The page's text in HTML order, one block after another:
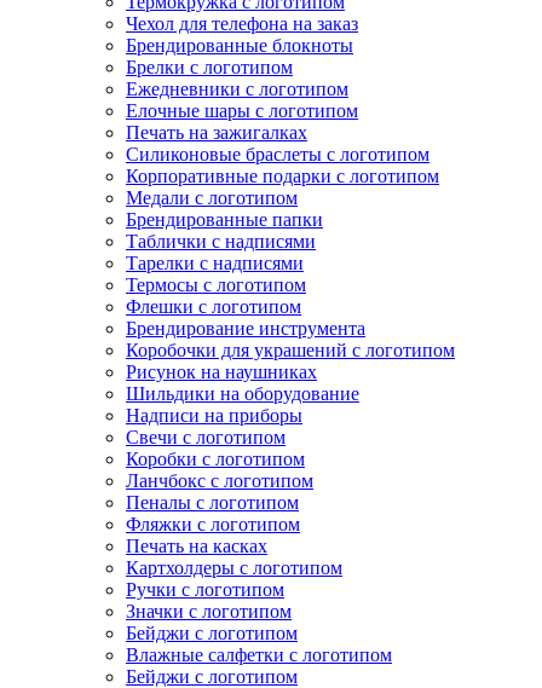
Чехол для телефона на заказ
Брендированные блокноты
Брелки с логотипом
Ежедневники с логотипом
Елочные шары с логотипом
Печать на зажигалках
Силиконовые браслеты с логотипом
Корпоративные подарки с логотипом
Медали с логотипом
Брендированные папки
Таблички с надписями
Тарелки с надписями
Термосы с логотипом
Флешки с логотипом
Брендирование инструмента
Коробочки для украшений с логотипом
Рисунок на наушниках
Шильдики на оборудование
Надписи на приборы
Свечи с логотипом
Коробки с логотипом
Ланчбокс с логотипом
Пеналы с логотипом
Фляжки с логотипом
Печать на касках
Картхолдеры с логотипом
Ручки с логотипом
Значки с логотипом
Бейджи с логотипом
Влажные салфетки с логотипом
Бейджи с логотипом